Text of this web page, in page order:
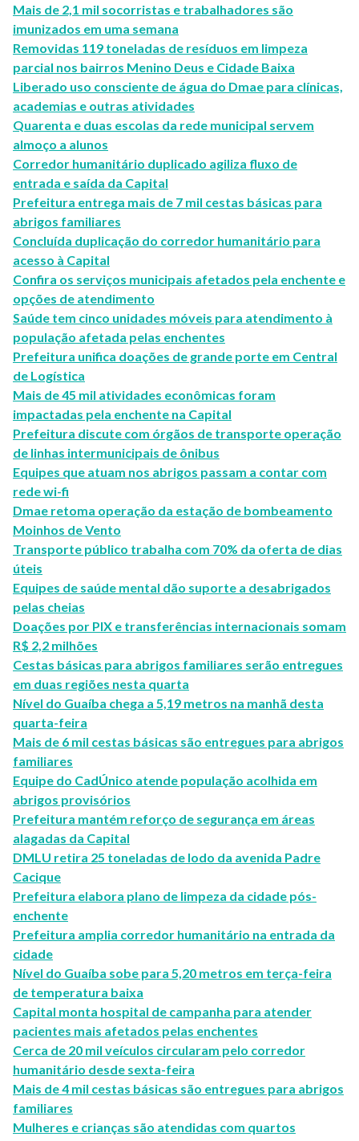
Mais de 2,1 mil socorristas e trabalhadores são
imunizados em uma semana
Removidas 119 toneladas de resíduos em limpeza
parcial nos bairros Menino Deus e Cidade Baixa
Liberado uso consciente de água do Dmae para clínicas,
academias e outras atividades
Quarenta e duas escolas da rede municipal servem
almoço a alunos
Corredor humanitário duplicado agiliza fluxo de
entrada e saída da Capital
Prefeitura entrega mais de 7 mil cestas básicas para
abrigos familiares
Concluída duplicação do corredor humanitário para
acesso à Capital
Confira os serviços municipais afetados pela enchente e
opções de atendimento
Saúde tem cinco unidades móveis para atendimento à
população afetada pelas enchentes
Prefeitura unifica doações de grande porte em Central
de Logística
Mais de 45 mil atividades econômicas foram
impactadas pela enchente na Capital
Prefeitura discute com órgãos de transporte operação
de linhas intermunicipais de ônibus
Equipes que atuam nos abrigos passam a contar com
rede wi-fi
Dmae retoma operação da estação de bombeamento
Moinhos de Vento
Transporte público trabalha com 70% da oferta de dias
úteis
Equipes de saúde mental dão suporte a desabrigados
pelas cheias
Doações por PIX e transferências internacionais somam
R$ 2,2 milhões
Cestas básicas para abrigos familiares serão entregues
em duas regiões nesta quarta
Nível do Guaíba chega a 5,19 metros na manhã desta
quarta-feira
Mais de 6 mil cestas básicas são entregues para abrigos
familiares
Equipe do CadÚnico atende população acolhida em
abrigos provisórios
Prefeitura mantém reforço de segurança em áreas
alagadas da Capital
DMLU retira 25 toneladas de lodo da avenida Padre
Cacique
Prefeitura elabora plano de limpeza da cidade pós-
enchente
Prefeitura amplia corredor humanitário na entrada da
cidade
Nível do Guaíba sobe para 5,20 metros em terça-feira
de temperatura baixa
Capital monta hospital de campanha para atender
pacientes mais afetados pelas enchentes
Cerca de 20 mil veículos circularam pelo corredor
humanitário desde sexta-feira
Mais de 4 mil cestas básicas são entregues para abrigos
familiares
Mulheres e crianças são atendidas com quartos